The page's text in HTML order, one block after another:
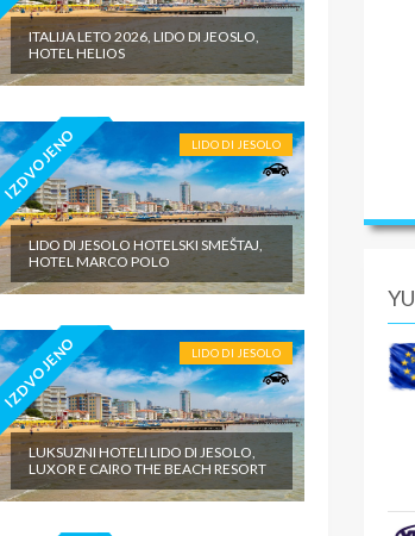
ITALIJA LETO 2026, LIDO DI JEOSLO,
HOTEL HELIOS
IZDVOJENO LIDO DI JESOLO
LIDO DI JESOLO HOTELSKI SMEŠTAJ,
HOTEL MARCO POLO
IZDVOJENO LIDO DI JESOLO
LUKSUZNI HOTELI LIDO DI JESOLO,
LUXOR E CAIRO THE BEACH RESORT